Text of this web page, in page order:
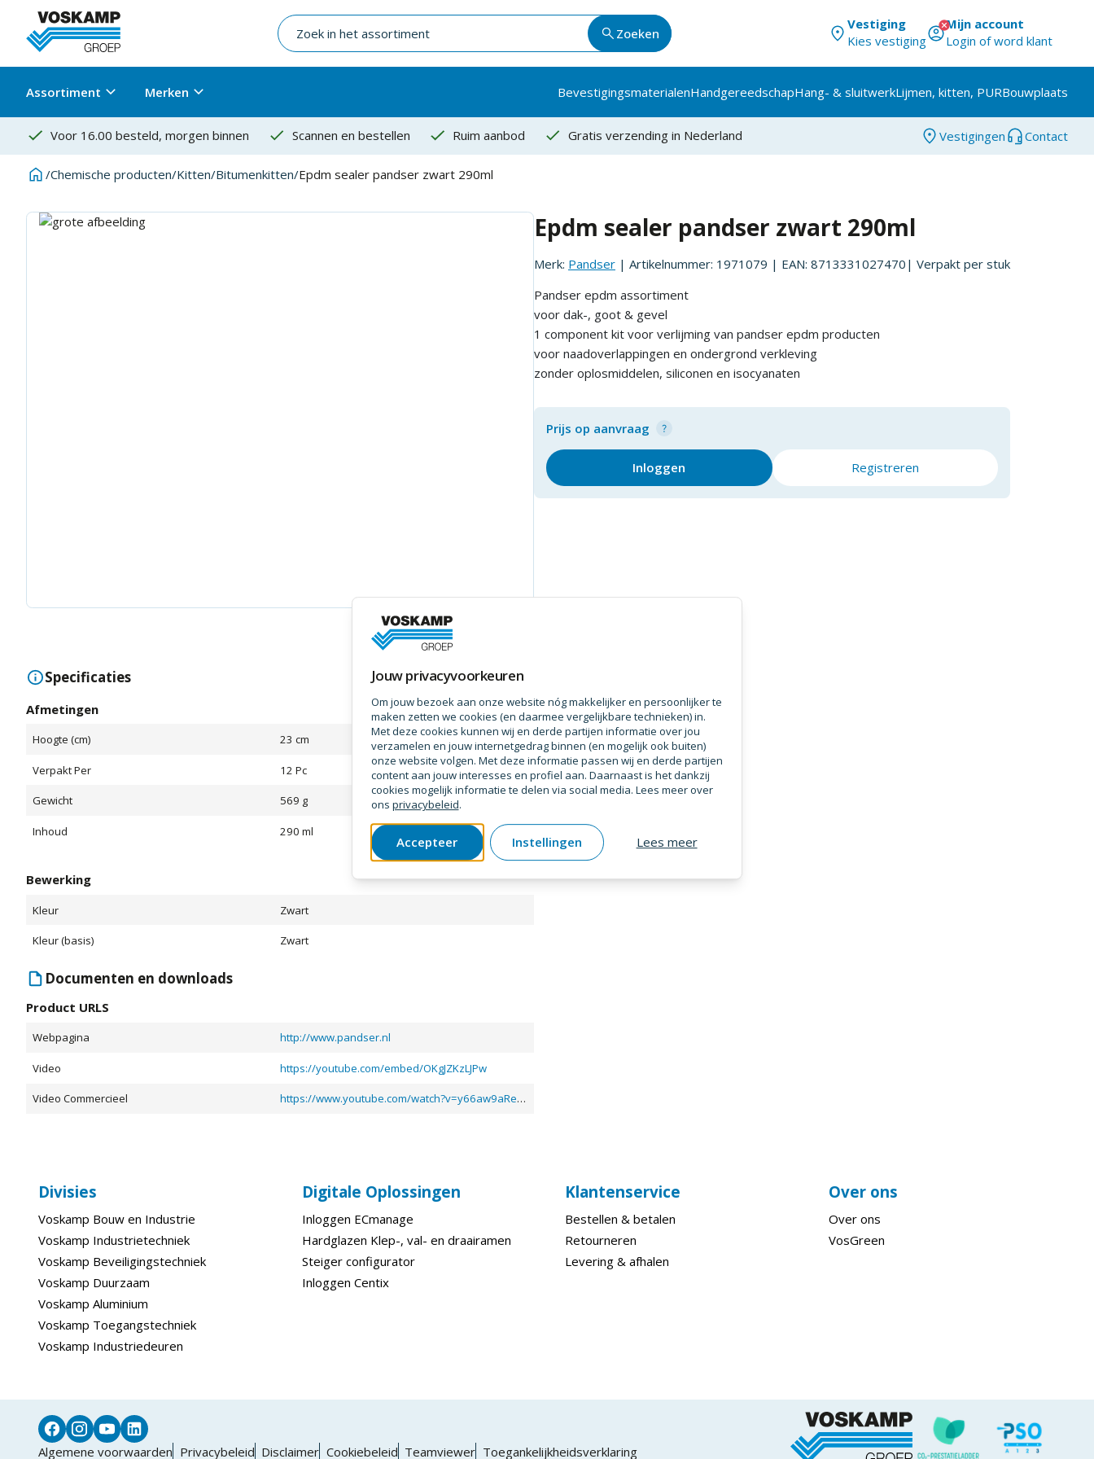
Zoeken
Vestiging
Kies vestiging
Mijn account
Login of word klant
Assortiment Merken BevestigingsmaterialenHandgereedschapHang- & sluitwerkLijmen, kitten, PURBouwplaats
Voor 16.00 besteld, morgen binnen Scannen en bestellen Ruim aanbod Gratis verzending in Nederland Vestigingen Contact
/Chemische producten/Kitten/Bitumenkitten/Epdm sealer pandser zwart 290ml
Epdm sealer pandser zwart 290ml
Merk: Pandser | Artikelnummer: 1971079 | EAN: 8713331027470 | Verpakt per stuk
Pandser epdm assortiment
voor dak-, goot & gevel
1 component kit voor verlijming van pandser epdm producten
voor naadoverlappingen en ondergrond verkleving
zonder oplosmiddelen, siliconen en isocyanaten
Prijs op aanvraag
Inloggen Registreren
Specificaties
Afmetingen
Hoogte (cm) 23 cm
Verpakt Per 12 Pc
Gewicht 569 g
Inhoud 290 ml
Bewerking
Kleur Zwart
Kleur (basis) Zwart
Documenten en downloads
Product URLS
Webpagina http://www.pandser.nl
Video https://youtube.com/embed/OKgJZKzLJPw
Video Commercieel https://www.youtube.com/watch?v=y66aw9aRekk
Divisies
Voskamp Bouw en Industrie
Voskamp Industrietechniek
Voskamp Beveiligingstechniek
Voskamp Duurzaam
Voskamp Aluminium
Voskamp Toegangstechniek
Voskamp Industriedeuren
Digitale Oplossingen
Inloggen ECmanage
Hardglazen Klep-, val- en draairamen
Steiger configurator
Inloggen Centix
Klantenservice
Bestellen & betalen
Retourneren
Levering & afhalen
Over ons
Over ons
VosGreen
Algemene voorwaarden Privacybeleid Disclaimer Cookiebeleid Teamviewer Toegankelijkheidsverklaring
Jouw privacyvoorkeuren
Om jouw bezoek aan onze website nóg makkelijker en persoonlijker te
maken zetten we cookies (en daarmee vergelijkbare technieken) in.
Met deze cookies kunnen wij en derde partijen informatie over jou
verzamelen en jouw internetgedrag binnen (en mogelijk ook buiten)
onze website volgen. Met deze informatie passen wij en derde partijen
content aan jouw interesses en profiel aan. Daarnaast is het dankzij
cookies mogelijk informatie te delen via social media. Lees meer over
ons privacybeleid.
Accepteer Instellingen Lees meer